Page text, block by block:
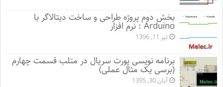
بخش دوم پروژه طراحی و ساخت دیتالاگر با
Arduino : نرم افزار
تیر 11, 1396
برنامه نویسی پورت سریال در متلب قسمت چهارم
(برسی یک مثال عملی)
آبان 30, 1395